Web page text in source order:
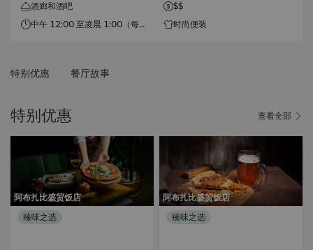
酒廊和酒吧
$$
中午 12:00 至凌晨 1:00（每
快乐时光：晚上 6 点至 8 点
时尚便装
特别优惠 餐厅故事
特别优惠 查看全部
阿布扎比盛贸饭店
臻味之选
阿布扎比盛贸饭店
臻味之选